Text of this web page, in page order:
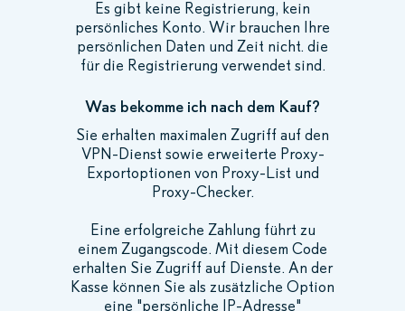
Es gibt keine Registrierung, kein
persönliches Konto. Wir brauchen Ihre
persönlichen Daten und Zeit nicht. die
für die Registrierung verwendet sind.
Was bekomme ich nach dem Kauf?
Sie erhalten maximalen Zugriff auf den
VPN-Dienst sowie erweiterte Proxy-
Exportoptionen von Proxy-List und
Proxy-Checker.
Eine erfolgreiche Zahlung führt zu
einem Zugangscode. Mit diesem Code
erhalten Sie Zugriff auf Dienste. An der
Kasse können Sie als zusätzliche Option
eine "persönliche IP-Adresse"